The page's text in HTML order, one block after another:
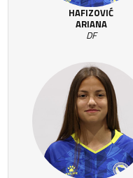
HAFIZOVIĆ
ARIANA
DF